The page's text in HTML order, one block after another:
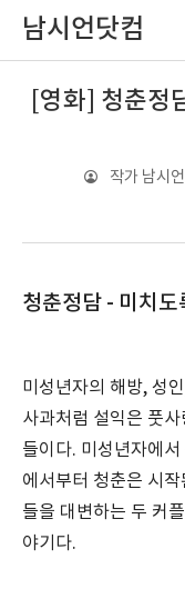
남시언닷컴
[영화] 청춘정
작가 남시언
청춘정담 - 미치
미성년자의 해방, 성
사과처럼 설익은 풋
들이다. 미성년자에
에서부터 청춘은 시
들을 대변하는 두 커
야기다.